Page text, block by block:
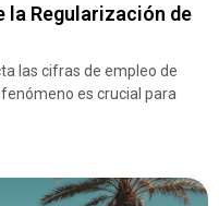
la Regularización de
las cifras de empleo de
es crucial para